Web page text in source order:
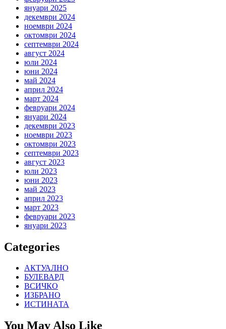
януари 2025
декември 2024
ноември 2024
октомври 2024
септември 2024
август 2024
юли 2024
юни 2024
май 2024
април 2024
март 2024
февруари 2024
януари 2024
декември 2023
ноември 2023
октомври 2023
септември 2023
август 2023
юли 2023
юни 2023
май 2023
април 2023
март 2023
февруари 2023
януари 2023
Categories
АКТУАЛНО
БУЛЕВАРД
ВСИЧКО
ИЗБРАНО
ИСТИНАТА
You May Also Like